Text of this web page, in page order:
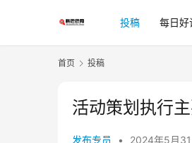
投稿 每日好
首页 投稿
活动策划执行
发布专员 • 2024年5月